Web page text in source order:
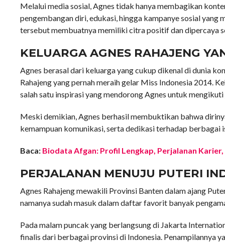
Melalui media sosial, Agnes tidak hanya membagikan
pengembangan diri, edukasi, hingga kampanye sosial
tersebut membuatnya memiliki citra positif dan dipercaya
KELUARGA AGNES RAHAJENG
Agnes berasal dari keluarga yang cukup dikenal di dunia
Rahajeng yang pernah meraih gelar Miss Indonesia 2014.
salah satu inspirasi yang mendorong Agnes untuk
Meski demikian, Agnes berhasil membuktikan bahwa
kemampuan komunikasi, serta dedikasi terhadap berbagai
Baca: Biodata Afgan: Profil Lengkap, Perjalanan
PERJALANAN MENUJU PUTERI
Agnes Rahajeng mewakili Provinsi Banten dalam ajang
namanya sudah masuk dalam daftar favorit banyak
Pada malam puncak yang berlangsung di Jakarta
finalis dari berbagai provinsi di Indonesia. Penampilannya